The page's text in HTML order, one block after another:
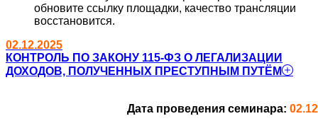
обновите ссылку площадки, качество трансляции
восстановится.
02.12.2025
КОНТРОЛЬ ПО ЗАКОНУ 115-ФЗ О ЛЕГАЛИЗАЦИИ
ДОХОДОВ, ПОЛУЧЕННЫХ ПРЕСТУПНЫМ ПУТЁМ
Дата проведения семинара: